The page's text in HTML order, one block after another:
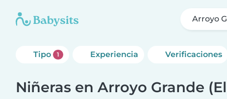
Arroyo
Tipo 1 Experiencia Verificaciones
Niñeras en Arroyo Grande